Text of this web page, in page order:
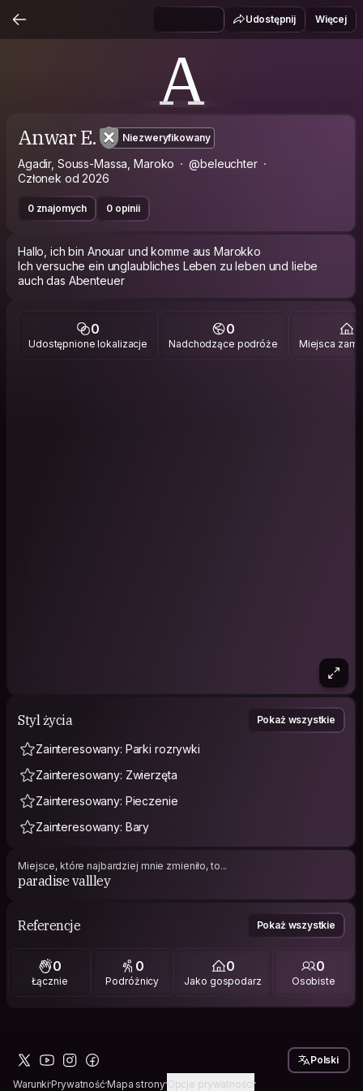
Udostępnij Więcej
A
Anwar E. Niezweryfikowany
Agadir, Souss-Massa, Maroko
@beleuchter
Członek od 2026
0 znajomych 0 opinii
Hallo, ich bin Anouar und komme aus Marokko
Ich versuche ein unglaubliches Leben zu leben und liebe
auch das Abenteuer
0
Udostępnione lokalizacje
0
Nadchodzące podróże Miejsca
Styl życia Pokaż wszystkie
Zainteresowany: Parki rozrywki
Zainteresowany: Zwierzęta
Zainteresowany: Pieczenie
Zainteresowany: Bary
Miejsce, które najbardziej mnie zmieniło, to...
paradise vallley
Referencje Pokaż wszystkie
0
Łącznie
0
Podróżnicy
0
Jako gospodarz
0
Osobiste
WarunkiPrywatnośćMapa stronyOpcje prywatności
Polski